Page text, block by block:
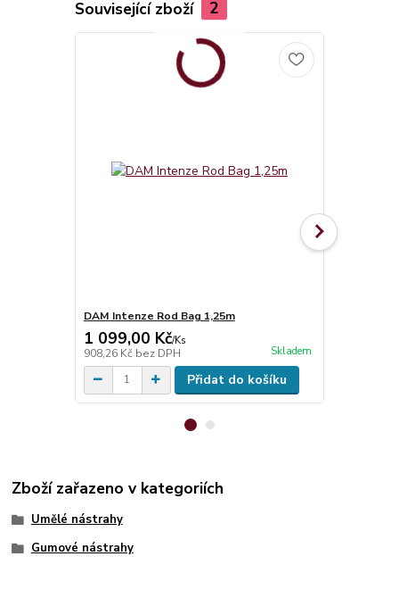
Související zboží 2
DAM Intenze Rod Bag 1,25m
1 099,00 Kč/Ks
908,26 Kč bez DPH Skladem
Přidat do košíku
Zboží zařazeno v kategoriích
Umělé nástrahy
Gumové nástrahy